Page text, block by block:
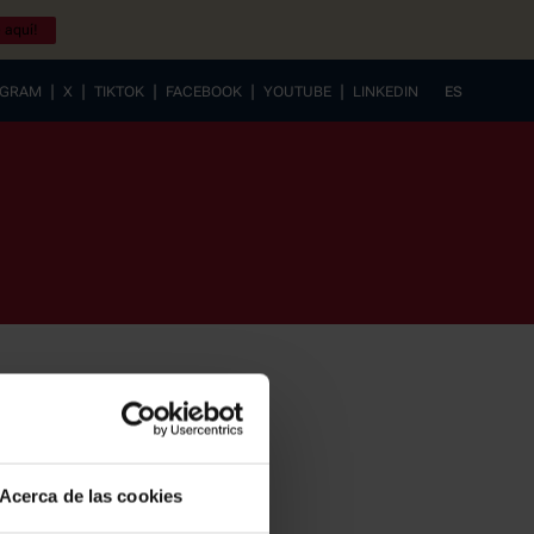
Acerca de las cookies
aquí!
| X | TIKTOK | FACEBOOK | YOUTUBE | LINKEDIN
ES